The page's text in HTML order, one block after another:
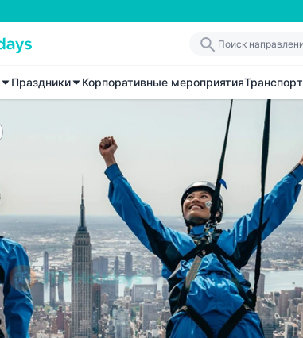
Праздники Корпоративные мероприятияТранспорт